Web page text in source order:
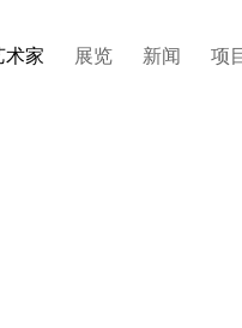
术家 展览 新闻 项